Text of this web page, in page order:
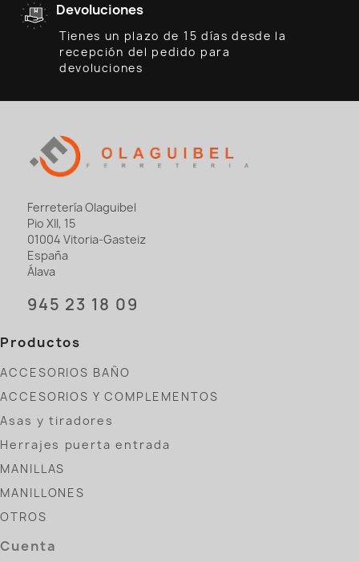
Devoluciones
Tienes un plazo de 15 días desde la
recepción del pedido para
devoluciones
Ferretería Olaguibel
Pio XII, 15
01004 Vitoria-Gasteiz
España
Álava
945 23 18 09
Productos
ACCESORIOS BAÑO
ACCESORIOS Y COMPLEMENTOS
Asas y tiradores
Herrajes puerta entrada
MANILLAS
MANILLONES
OTROS
Cuenta